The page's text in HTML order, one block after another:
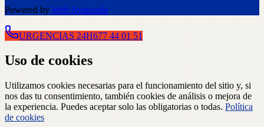
Powered by Web Avanzada
URGENCIAS 24H677 44 01 51
Uso de cookies
Utilizamos cookies necesarias para el funcionamiento del sitio y, si
nos das tu consentimiento, también cookies de análisis o mejora de
la experiencia. Puedes aceptar solo las obligatorias o todas. Política
de cookies